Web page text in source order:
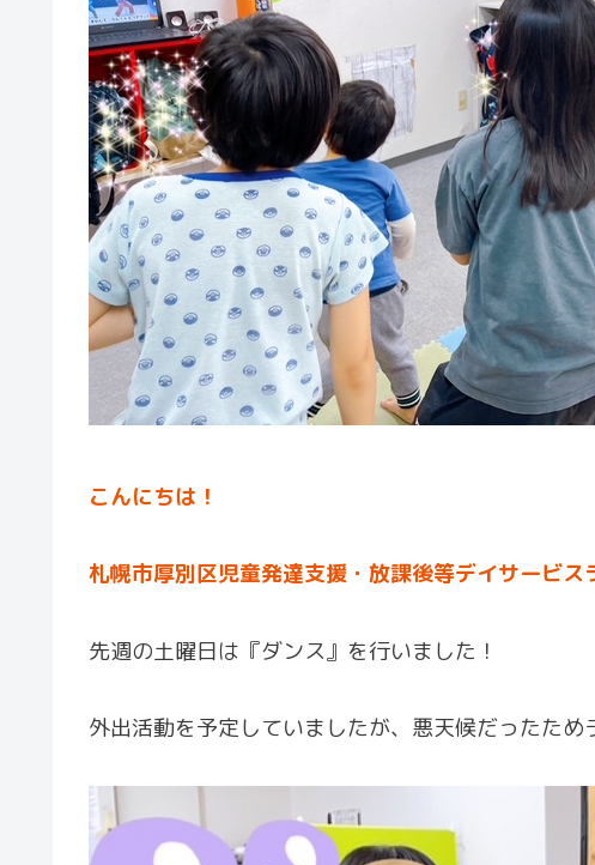
こんにちは！
札幌市厚別区児童発達支援・放課後等デイサービス
先週の土曜日は『ダンス』を行いました！
外出活動を予定していましたが、悪天候だったた